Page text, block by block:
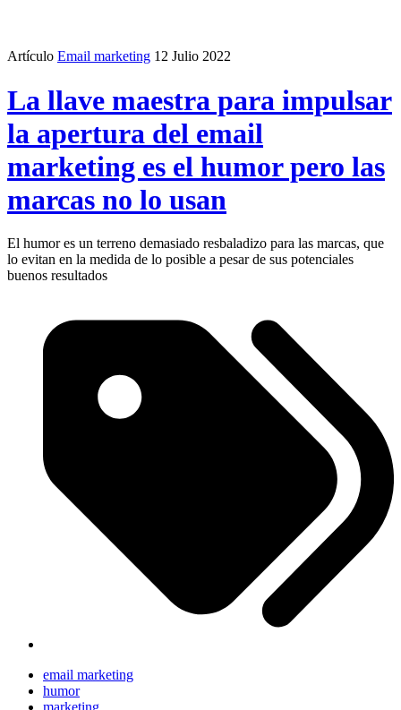
Artículo Email marketing 12 Julio 2022
La llave maestra para impulsar
la apertura del email
marketing es el humor pero las
marcas no lo usan
El humor es un terreno demasiado resbaladizo para las marcas, que
lo evitan en la medida de lo posible a pesar de sus potenciales
buenos resultados
email marketing
humor
marketing